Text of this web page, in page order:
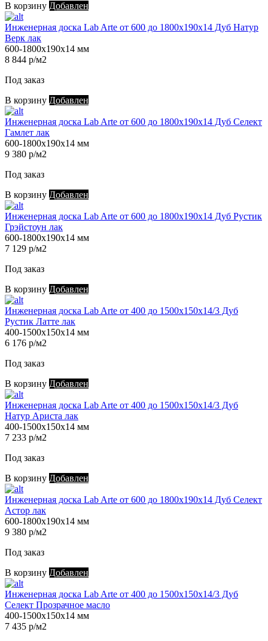
В корзину Добавлен
Инженерная доска Lab Arte от 600 до 1800х190х14 Дуб Натур
Верк лак
600-1800х190х14 мм
8 844 р/м2
Под заказ
В корзину Добавлен
Инженерная доска Lab Arte от 600 до 1800х190х14 Дуб Селект
Гамлет лак
600-1800х190х14 мм
9 380 р/м2
Под заказ
В корзину Добавлен
Инженерная доска Lab Arte от 600 до 1800х190х14 Дуб Рустик
Грэйстоун лак
600-1800х190х14 мм
7 129 р/м2
Под заказ
В корзину Добавлен
Инженерная доска Lab Arte от 400 до 1500х150х14/3 Дуб
Рустик Латте лак
400-1500х150х14 мм
6 176 р/м2
Под заказ
В корзину Добавлен
Инженерная доска Lab Arte от 400 до 1500х150х14/3 Дуб
Натур Ариста лак
400-1500х150х14 мм
7 233 р/м2
Под заказ
В корзину Добавлен
Инженерная доска Lab Arte от 600 до 1800х190х14 Дуб Селект
Астор лак
600-1800х190х14 мм
9 380 р/м2
Под заказ
В корзину Добавлен
Инженерная доска Lab Arte от 400 до 1500х150х14/3 Дуб
Селект Прозрачное масло
400-1500х150х14 мм
7 435 р/м2